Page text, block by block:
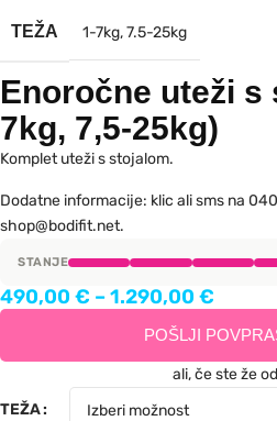
TEŽA 1-7kg,7.5-25kg
Enoročne uteži s
7kg, 7,5-25kg)
Komplet uteži s stojalom.
Dodatne informacije: klic ali sms na 040
shop@bodifit.net.
STANJE
490,00 € –1.290,00 €
POŠLJI
ali, če ste že
TEŽA